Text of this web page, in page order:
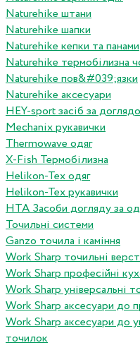
Naturehike штани
Naturehike шапки
Naturehike кепки та панами
Naturehike термобілизна
Naturehike пов&#039;язки
Naturehike аксесуари
HEY-sport засіб за
Mechanix рукавички
Thermowave одяг
X-Fish Термобілизна
Helikon-Tex одяг
Helikon-Tex рукавички
HTA Засоби догляду за
Точильні системи
Ganzo точила і каміння
Work Sharp точильні
Work Sharp професiйнi
Work Sharp унiверсальнi
Work Sharp аксесуари до
Work Sharp аксесуари до
точилок